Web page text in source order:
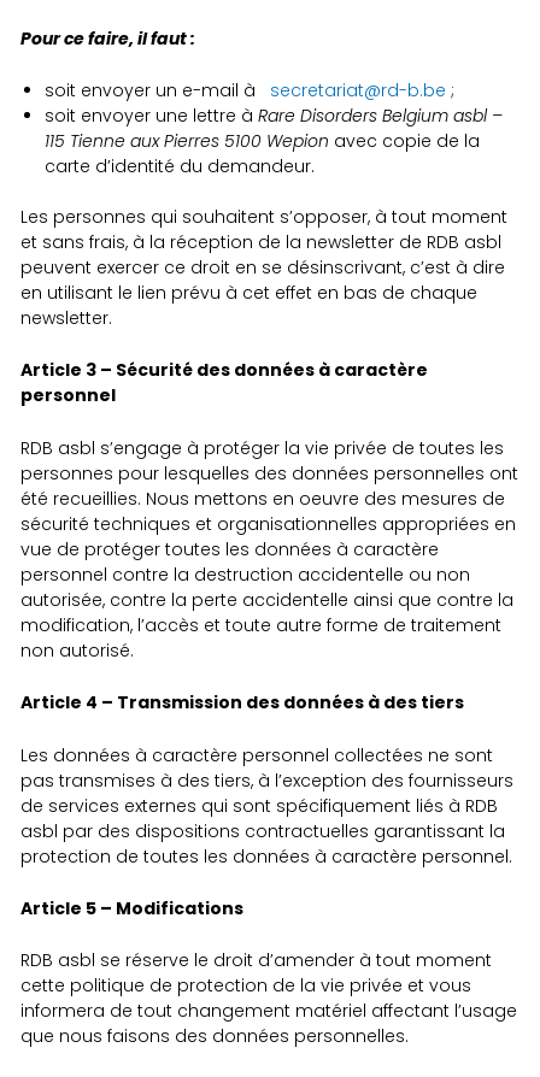
Pour ce faire, il faut :
soit envoyer un e-mail à secretariat@rd-b.be ;
soit envoyer une lettre àRare Disorders Belgium asbl –
115 Tienne aux Pierres 5100 Wepion avec copie de la
carte d’identité du demandeur.
Les personnes qui souhaitent s’opposer, à tout moment
et sans frais, à la réception de la newsletter de RDB asbl
peuvent exercer ce droit en se désinscrivant, c’est à dire
en utilisant le lien prévu à cet effet en bas de chaque
newsletter.
Article 3 – Sécurité des données à caractère
personnel
RDB asbl s’engage à protéger la vie privée de toutes les
personnes pour lesquelles des données personnelles ont
été recueillies. Nous mettons en oeuvre des mesures de
sécurité techniques et organisationnelles appropriées en
vue de protéger toutes les données à caractère
personnel contre la destruction accidentelle ou non
autorisée, contre la perte accidentelle ainsi que contre la
modification, l’accès et toute autre forme de traitement
non autorisé.
Article 4 – Transmission des données à des tiers
Les données à caractère personnel collectées ne sont
pas transmises à des tiers, à l’exception des fournisseurs
de services externes qui sont spécifiquement liés à RDB
asbl par des dispositions contractuelles garantissant la
protection de toutes les données à caractère personnel.
Article 5 – Modifications
RDB asbl se réserve le droit d’amender à tout moment
cette politique de protection de la vie privée et vous
informera de tout changement matériel affectant l’usage
que nous faisons des données personnelles.